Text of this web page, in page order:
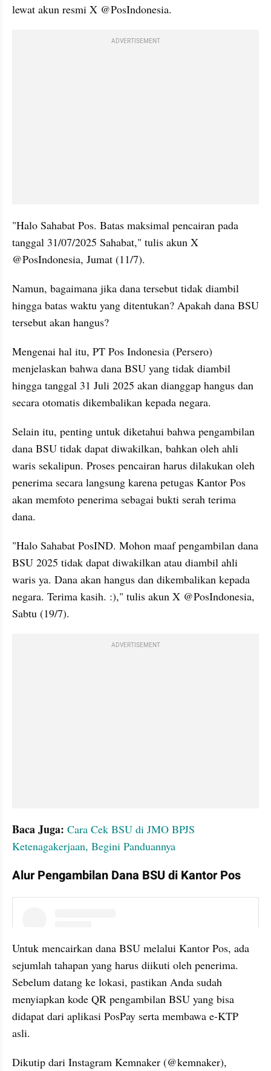
lewat akun resmi X @PosIndonesia.
ADVERTISEMENT
"Halo Sahabat Pos. Batas maksimal pencairan pada
tanggal 31/07/2025 Sahabat," tulis akun X
@PosIndonesia, Jumat (11/7).
Namun, bagaimana jika dana tersebut tidak diambil
hingga batas waktu yang ditentukan? Apakah dana BSU
tersebut akan hangus?
Mengenai hal itu, PT Pos Indonesia (Persero)
menjelaskan bahwa dana BSU yang tidak diambil
hingga tanggal 31 Juli 2025 akan dianggap hangus dan
secara otomatis dikembalikan kepada negara.
Selain itu, penting untuk diketahui bahwa pengambilan
dana BSU tidak dapat diwakilkan, bahkan oleh ahli
waris sekalipun. Proses pencairan harus dilakukan oleh
penerima secara langsung karena petugas Kantor Pos
akan memfoto penerima sebagai bukti serah terima
dana.
"Halo Sahabat PosIND. Mohon maaf pengambilan dana
BSU 2025 tidak dapat diwakilkan atau diambil ahli
waris ya. Dana akan hangus dan dikembalikan kepada
negara. Terima kasih. :)," tulis akun X @PosIndonesia,
Sabtu (19/7).
ADVERTISEMENT
Baca Juga: Cara Cek BSU di JMO BPJS
Ketenagakerjaan, Begini Panduannya
Alur Pengambilan Dana BSU di Kantor Pos
Untuk mencairkan dana BSU melalui Kantor Pos, ada
sejumlah tahapan yang harus diikuti oleh penerima.
Sebelum datang ke lokasi, pastikan Anda sudah
menyiapkan kode QR pengambilan BSU yang bisa
didapat dari aplikasi PosPay serta membawa e-KTP
asli.
Dikutip dari Instagram Kemnaker (@kemnaker),